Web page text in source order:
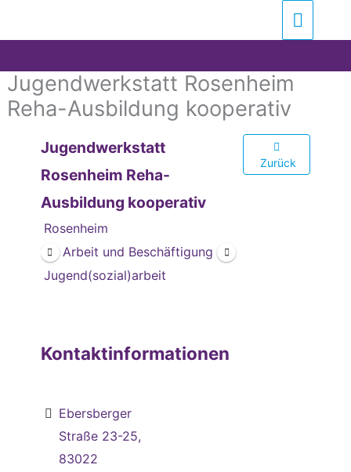
Jugendwerkstatt Rosenheim
Reha-Ausbildung kooperativ
Jugendwerkstatt
Rosenheim Reha-
Ausbildung kooperativ
Rosenheim
Arbeit und Beschäftigung
Jugend(sozial)arbeit
Zurück
Kontaktinformationen
Ebersberger
Straße 23-25,
83022